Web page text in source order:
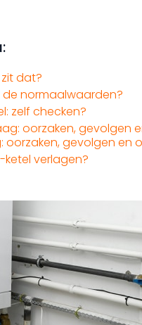
dat?
de normaalwaarden?
zelf checken?
oorzaken, gevolgen
oorzaken, gevolgen en
ketel verlagen?